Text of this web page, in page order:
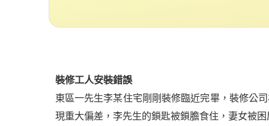
裝修工人安裝錯誤
東區一先生李某住宅剛剛裝修臨近完畢，裝修公
現重大偏差，李先生的鎖匙被鎖膽食住，妻女被